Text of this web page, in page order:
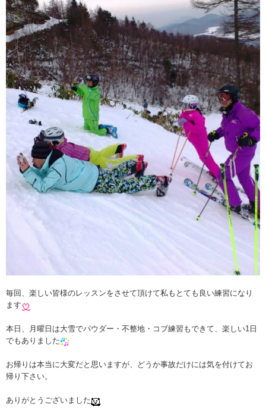
毎回、楽しい皆様のレッスンをさせて頂けて私もとても良い練習になり
ます
本日、月曜日は大雪でパウダー・不整地・コブ練習もできて、楽しい1日
でもありました
お帰りは本当に大変だと思いますが、どうか事故だけには気を付けてお
帰り下さい。
ありがとうございました